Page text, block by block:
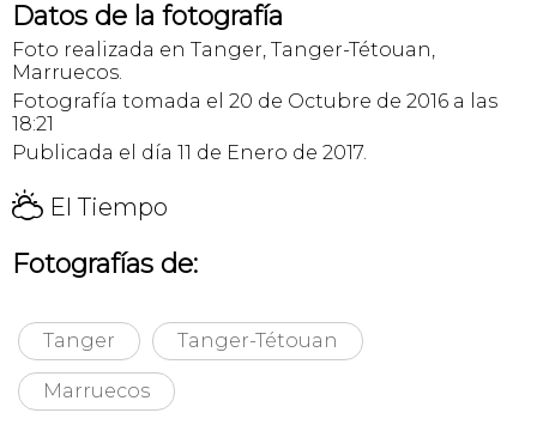
Datos de la fotografía
Foto realizada en Tanger, Tanger-Tétouan,
Marruecos.
Fotografía tomada el 20 de Octubre de 2016 a las
18:21
Publicada el día 11 de Enero de 2017.
H El Tiempo
Fotografías de:
Tanger Tanger-Tétouan
Marruecos